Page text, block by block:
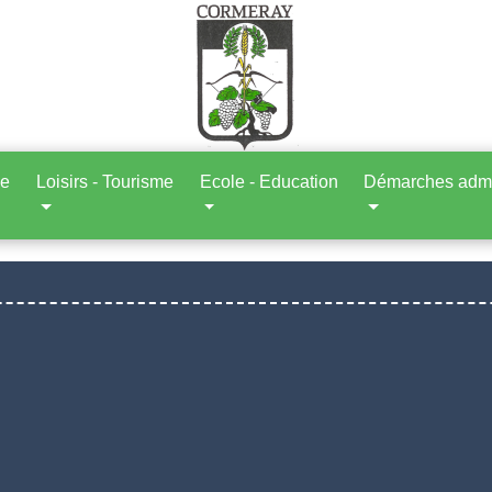
Loisirs - Tourisme Ecole - Education Démarches